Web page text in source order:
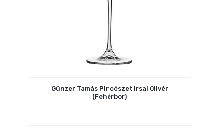
Günzer Tamás Pincészet Irsai Olivér
(Fehérbor)